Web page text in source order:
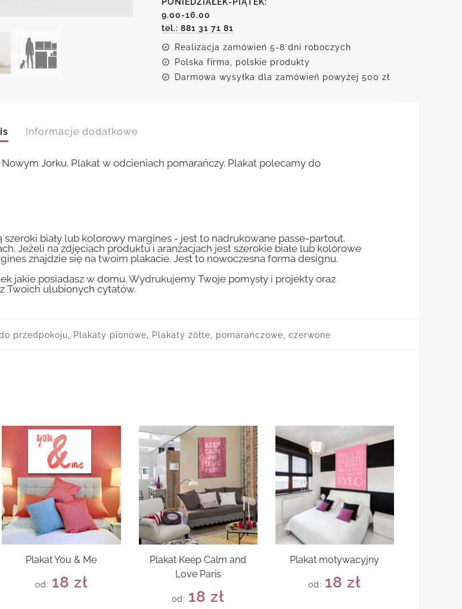
ulicy
9.00-16.00
tel.: 881 31 71 81
Realizacja zamówień 5-8 dni roboczych
Polska firma, polskie produkty
Darmowa wysyłka dla zamówień powyżej 500 zł
Informacje dodatkowe
Jorku. Plakat w odcieniach pomarańczy. Plakat polecamy do
biały lub kolorowy margines - jest to nadrukowane passe-partout.
Jeżeli na zdjęciach produktu i aranżacjach jest szerokie białe lub kolorowe
znajdzie się na twoim plakacie. Jest to nowoczesna forma designu.
jakie posiadasz w domu. Wydrukujemy Twoje pomysły i projekty oraz
Twoich ulubionych cytatów.
przedpokoju Plakaty pionowe Plakaty żółte, pomarańczowe, czerwone
Plakat You & Me
od: 18 zł
Plakat Keep Calm and
Love Paris
od: 18zł
Plakat motywacyjny
od: 18zł